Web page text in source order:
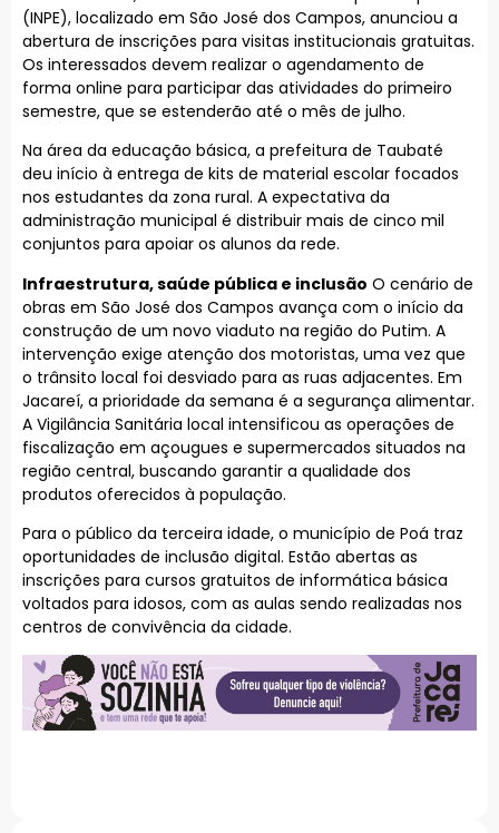
(INPE), localizado em São José dos Campos, anunciou a
abertura de inscrições para visitas institucionais gratuitas.
Os interessados devem realizar o agendamento de
forma online para participar das atividades do primeiro
semestre, que se estenderão até o mês de julho.
Na área da educação básica, a prefeitura de Taubaté
deu início à entrega de kits de material escolar focados
nos estudantes da zona rural. A expectativa da
administração municipal é distribuir mais de cinco mil
conjuntos para apoiar os alunos da rede.
Infraestrutura, saúde pública e inclusão O cenário de
obras em São José dos Campos avança com o início da
construção de um novo viaduto na região do Putim. A
intervenção exige atenção dos motoristas, uma vez que
o trânsito local foi desviado para as ruas adjacentes. Em
Jacareí, a prioridade da semana é a segurança alimentar.
A Vigilância Sanitária local intensificou as operações de
fiscalização em açougues e supermercados situados na
região central, buscando garantir a qualidade dos
produtos oferecidos à população.
Para o público da terceira idade, o município de Poá traz
oportunidades de inclusão digital. Estão abertas as
inscrições para cursos gratuitos de informática básica
voltados para idosos, com as aulas sendo realizadas nos
centros de convivência da cidade.